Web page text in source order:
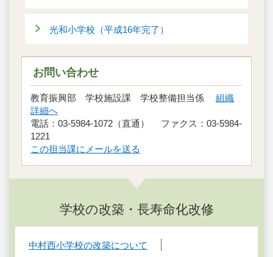
光和小学校（平成16年完了）
お問い合わせ
教育振興部 学校施設課 学校整備担当係 組織
詳細へ
電話：03-5984-1072（直通） ファクス：03-5984-
1221
この担当課にメールを送る
学校の改築・長寿命化改修
中村西小学校の改築について